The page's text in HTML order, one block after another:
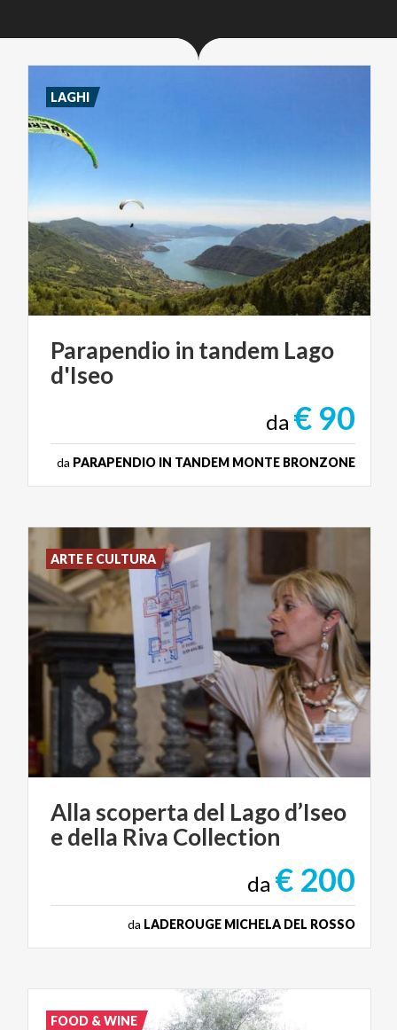
Parapendio in tandem Lago
d'Iseo
da € 90
da PARAPENDIO IN TANDEM MONTE BRONZONE
LAGHI
Alla scoperta del Lagod’Iseo
edella Riva Collection
da € 200
da LADEROUGE MICHELA DEL ROSSO
ARTE E CULTURA
FOOD & WINE